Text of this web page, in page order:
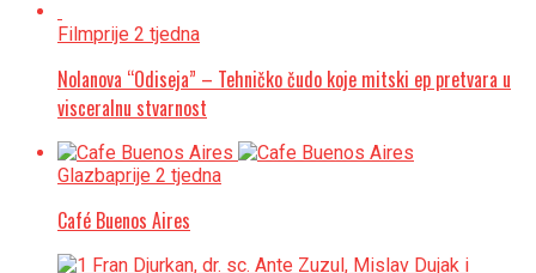
Filmprije 2 tjedna
Nolanova “Odiseja” – Tehničko čudo koje mitski ep pretvara u
visceralnu stvarnost
Glazbaprije 2 tjedna
Café Buenos Aires